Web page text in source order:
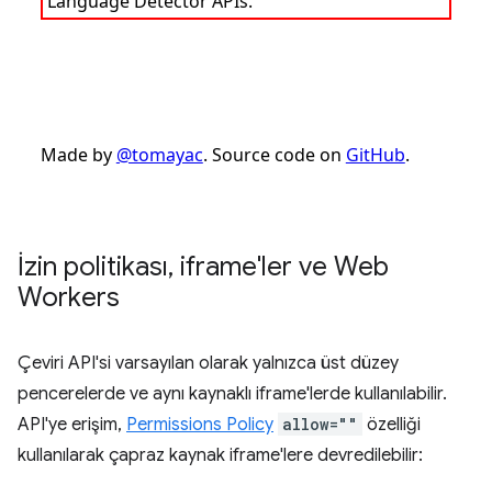
İzin politikası, iframe'ler ve Web
Workers
Çeviri API'si varsayılan olarak yalnızca üst düzey
pencerelerde ve aynı kaynaklı iframe'lerde kullanılabilir.
API'ye erişim, Permissions Policy allow="" özelliği
kullanılarak çapraz kaynak iframe'lere devredilebilir: